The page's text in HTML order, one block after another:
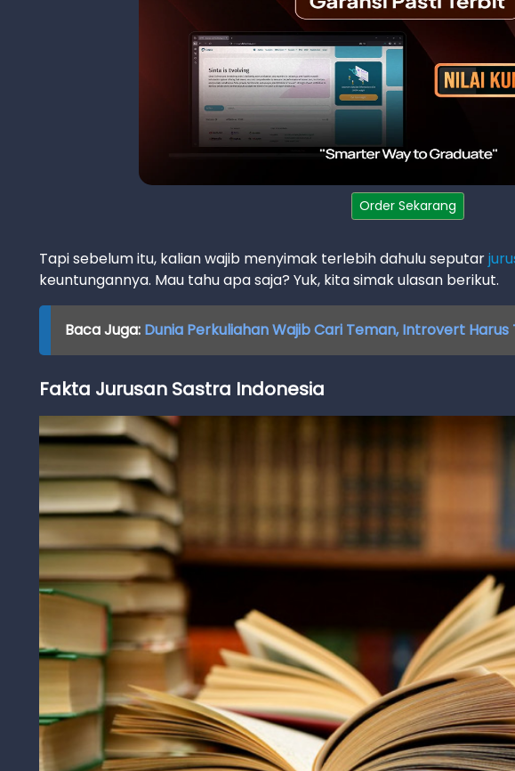
Order Sekarang
Tapi sebelum itu, kalian wajib menyimak terlebih dahulu seputar
keuntungannya. Mau tahu apa saja? Yuk, kita simak ulasan berikut.
Baca Juga: Dunia Perkuliahan Wajib Cari Teman, Introvert Harus
Fakta Jurusan Sastra Indonesia